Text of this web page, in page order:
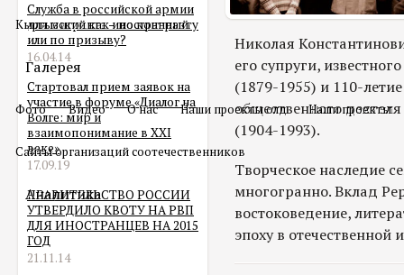
Кыргызский как иностранный
Галерея
Фото Видео О нас Наши проекты олд Наши проекты
Сайты организаций соотечественников
Аналитика
Служба в российской армии
для мигранта – по контракту
или по призыву?
16.04.14
Стартовал прием заявок на
участие в форуме «Диалог на
Волге: мир и
взаимопонимание в XXI
веке»
17.09.19
ПРАВИТЕЛЬСТВО РОССИИ
УТВЕРДИЛО КВОТУ НА РВП
ДЛЯ ИНОСТРАНЦЕВ НА 2015
ГОД
21.11.14
Николая
его супруги,
(1879-1955) и 110-
общественного
(1904-1993).
Творческое наследие
многогранно. Вклад
востоковедение,
эпоху в отечественной